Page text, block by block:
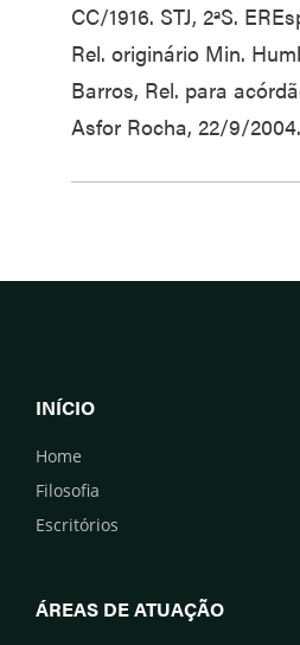
CC/1916. STJ, 2ªS.
Rel. originário Min.
Barros, Rel. para
Asfor Rocha, 22/9/
INÍCIO
Home
Filosofia
Escritórios
ÁREAS DE ATUAÇÃO